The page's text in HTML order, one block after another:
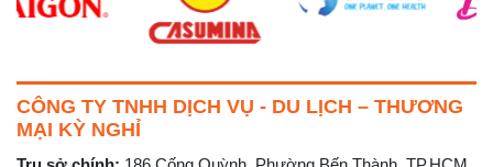
CÔNG TY TNHH DỊCH VỤ - DU LỊCH – THƯƠNG
MẠI KỲ NGHỈ